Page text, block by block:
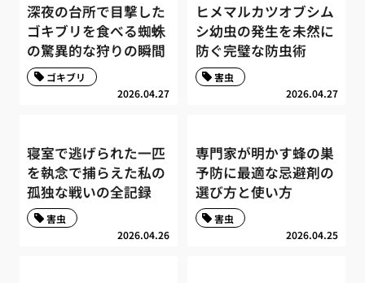
深夜の台所で目撃した
ゴキブリを食べる蜘蛛
の驚異的な狩りの瞬間
2026.04.27
ゴキブリ
ヒメマルカツオブシム
シ幼虫の発生を未然に
防ぐ完璧な防虫術
2026.04.27
害虫
寝室で逃げられた一匹
を執念で捕らえた私の
孤独な戦いの全記録
2026.04.26
害虫
専門家が明かす蜂の巣
予防に最適な忌避剤の
選び方と使い方
2026.04.25
害虫